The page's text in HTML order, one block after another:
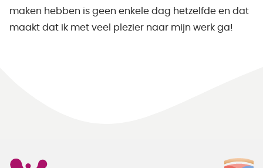
maken hebben is geen enkele dag hetzelfde en dat
maakt dat ik met veel plezier naar mijn werk ga!